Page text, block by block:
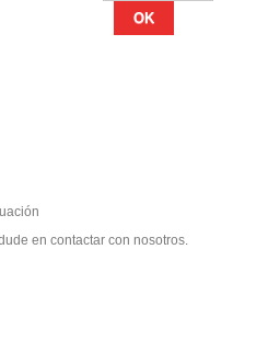
OK
en contactar con nosotros.